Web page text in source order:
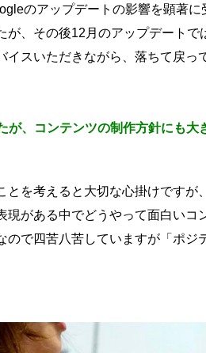
のアップデートの影響を顕著
が、その後12月のアップデート
スいただきながら、落ちて戻っ
、コンテンツの制作方針にも大
とを考えると大切な心掛けです
がある中でどうやって面白いコ
ので四苦八苦していますが「ポ